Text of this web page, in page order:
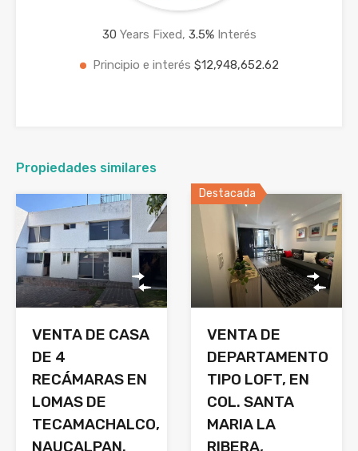
30 Years Fixed, 3.5%Interés
Principio e interés $12,948,652.62
Propiedades similares
VENTA DE CASA
DE 4
RECÁMARAS EN
LOMAS DE
TECAMACHALCO,
NAUCALPAN.
Destacada
VENTA DE
DEPARTAMENTO
TIPO LOFT, EN
COL. SANTA
MARIA LA
RIBERA,